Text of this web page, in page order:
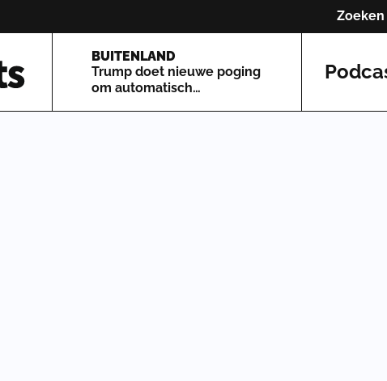
Zoeken
BUITENLAND
Trump doet nieuwe poging
om automatisch